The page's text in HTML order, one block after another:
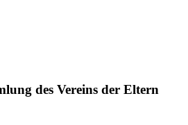
des Vereins der Eltern